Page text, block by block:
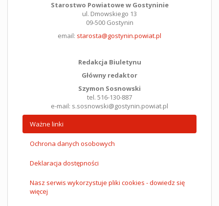
Starostwo Powiatowe w Gostyninie
ul. Dmowskiego 13
09-500 Gostynin
email: starosta@gostynin.powiat.pl
Redakcja Biuletynu
Główny redaktor
Szymon Sosnowski
tel. 516-130-887
e-mail: s.sosnowski@gostynin.powiat.pl
Ważne linki
Ochrona danych osobowych
Deklaracja dostępności
Nasz serwis wykorzystuje pliki cookies - dowiedz się
więcej